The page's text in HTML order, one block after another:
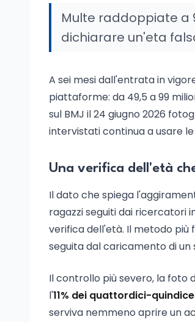
Multe raddoppiate a
dichiarare un'eta
A sei mesi dall'entrata in
piattaforme: da 49,5 a 99
sul BMJ il 24 giugno 2026
intervistati continua a usare
Una verifica dell'età
Il dato che spiega
ragazzi seguiti dai ricercatori
verifica dell'età. Il metodo più
seguita dal caricamento di un
Il controllo più severo, la foto
l'11% dei quattordici-
serviva nemmeno aprire un